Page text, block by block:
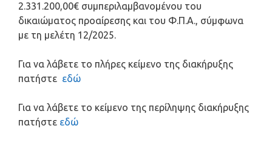
2.331.200,00€ συμπεριλαμβανομένου του
δικαιώματος προαίρεσης και του Φ.Π.Α., σύμφωνα
με τη μελέτη 12/2025.
Για να λάβετε το πλήρες κείμενο της διακήρυξης
πατήστε εδώ
Για να λάβετε το κείμενο της περίληψης διακήρυξης
πατήστε εδώ